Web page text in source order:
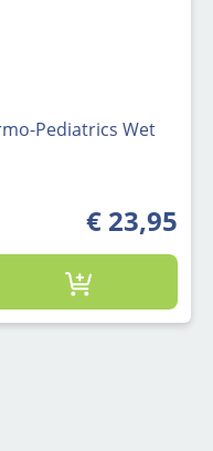
Pediatrics Wet
€ 23,95